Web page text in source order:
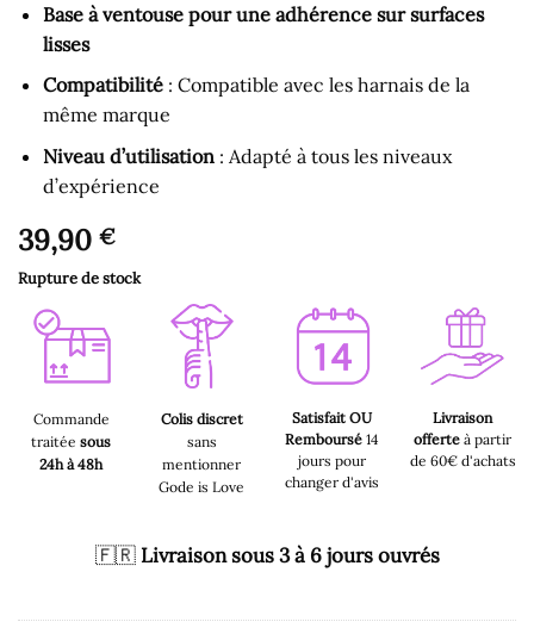
Base à ventouse pour une adhérence sur surfaces
lisses
Compatibilité: Compatible avec les harnais de la
même marque
Niveau d’utilisation: Adapté à tous les niveaux
d’expérience
39,90 €
Rupture de stock
Commande
traitée sous
24h à 48h
Colis discret
sans
mentionner
Gode is Love
Satisfait OU
Remboursé14
jours pour
changer d'avis
Livraison
offerte à partir
de 60€ d'achats
🇫🇷 Livraison sous 3 à 6 jours ouvrés